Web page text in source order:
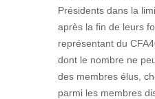
Présidents dans la
après la fin de leurs
représentant du
dont le nombre ne
des membres élus,
parmi les membres